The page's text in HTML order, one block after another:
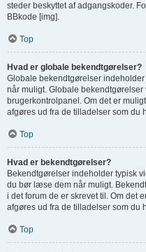
steder beskyttet af adgangskoder.
BBkode [img].
Top
Hvad er globale bekendtgørelser?
Globale bekendtgørelser
når muligt. Globale
brugerkontrolpanel. Om det er
afgøres ud fra de tilladelser som du
Top
Hvad er bekendtgørelser?
Bekendtgørelser indeholder typisk
du bør læse dem når muligt.
i det forum de er skrevet til. Om det
afgøres ud fra de tilladelser som du
Top